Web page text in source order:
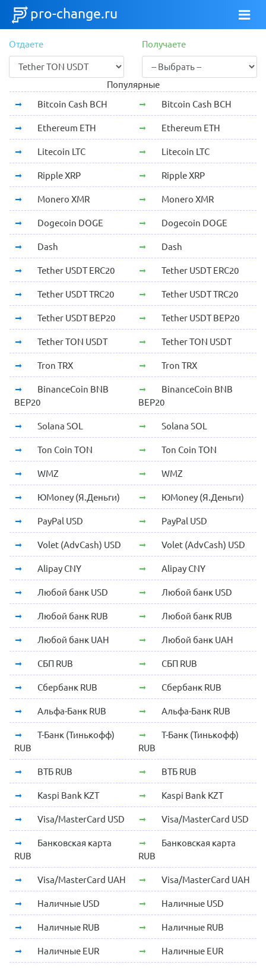
pro-change.ru
Отдаете Получаете
Популярные
Bitcoin Cash BCH
Bitcoin Cash BCH
Ethereum ETH Ethereum ETH
Litecoin LTC Litecoin LTC
Ripple XRP Ripple XRP
Monero XMR Monero XMR
Dogecoin DOGE Dogecoin DOGE
Dash Dash
Tether USDT ERC20 Tether USDT ERC20
Tether USDT TRC20 Tether USDT TRC20
Tether USDT BEP20 Tether USDT BEP20
Tether TON USDT Tether TON USDT
Tron TRX Tron TRX
BinanceCoin BNB
BEP20
BinanceCoin BNB
BEP20
Solana SOL Solana SOL
Ton Coin TON Ton Coin TON
WMZ WMZ
ЮMoney (Я.Деньги) ЮMoney (Я.Деньги)
PayPal USD PayPal USD
Volet (AdvCash) USD Volet (AdvCash) USD
Alipay CNY Alipay CNY
Любой банк USD Любой банк USD
Любой банк RUB Любой банк RUB
Любой банк UAH Любой банк UAH
СБП RUB СБП RUB
Сбербанк RUB Сбербанк RUB
Альфа-Банк RUB Альфа-Банк RUB
Т-Банк (Тинькофф)
RUB
Т-Банк (Тинькофф)
RUB
ВТБ RUB ВТБ RUB
Kaspi Bank KZT Kaspi Bank KZT
Visa/MasterCard USD Visa/MasterCard USD
Банковская карта
RUB
Банковская карта
RUB
Visa/MasterCard UAH Visa/MasterCard UAH
Наличные USD Наличные USD
Наличные RUB Наличные RUB
Наличные EUR Наличные EUR